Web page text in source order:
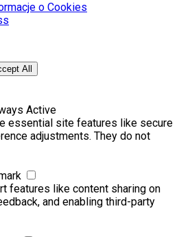
o Cookies
All
Active
essential site features like secure
adjustments. They do not
features like content sharing on
and enabling third-party